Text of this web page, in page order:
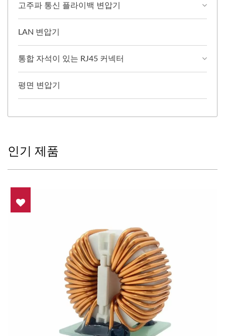
고주파 통신 플라이백 변압기
LAN 변압기
통합 자석이 있는 RJ45 커넥터
평면 변압기
인기 제품